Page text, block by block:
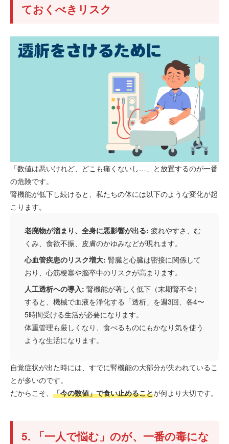
ておくべきリスク
「数値は悪いけれど、どこも痛くないし…」と放置するのが一番
の危険です。
腎機能が低下し続けると、私たちの体には以下のような変化が起
こります。
老廃物が溜まり、全身に悪影響が出る: 疲れやすさ、む
くみ、食欲不振、皮膚のかゆみなどが現れます。
心血管疾患のリスク増大: 腎臓と心臓は密接に関係して
おり、心筋梗塞や脳卒中のリスクが高まります。
人工透析への導入: 腎機能が著しく低下（末期腎不全）
すると、機械で血液を浄化する「透析」を週3回、各4〜
5時間受ける生活が必要になります。
体重管理も厳しくなり、食べるものにもかなり気を使う
ような生活になります。
自覚症状が出た時には、すでに腎機能の大部分が失われているこ
とが多いのです。
だからこそ、 「今の数値」で食い止めることが何より大切です。
5. 「一人で悩む」のが、一番の毒にな